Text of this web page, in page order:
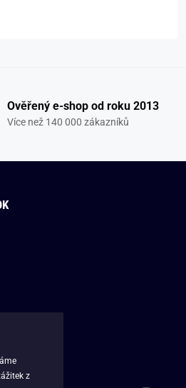
Ověřený e-shop od roku 2013
Více než 140 000 zákazníků
z